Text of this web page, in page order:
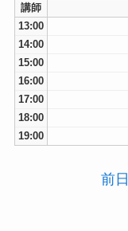
講師
13:00
14:00
15:00
16:00
17:00
18:00
19:00
前日